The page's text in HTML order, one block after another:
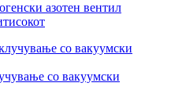
азотен вентил
со вакуумски